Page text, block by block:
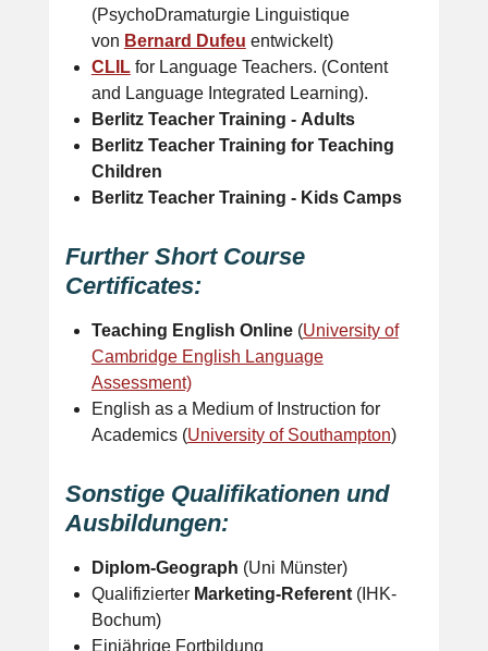
(PsychoDramaturgie Linguistique
von Bernard Dufeu entwickelt)
CLILfor Language Teachers. (Content
and Language Integrated Learning).
Berlitz Teacher Training - Adults
Berlitz Teacher Training for Teaching
Children
Berlitz Teacher Training - Kids Camps​
Further Short Course
Certificates:
Teaching English Online(University of
Cambridge English Language
Assessment)
English as a Medium of Instruction for
Academics (University of Southampton)​
Sonstige Qualifikationen und
Ausbildungen:
Diplom-Geograph (Uni Münster)
Qualifizierter Marketing-Referent(IHK-
Bochum)
Einjährige Fortbildung